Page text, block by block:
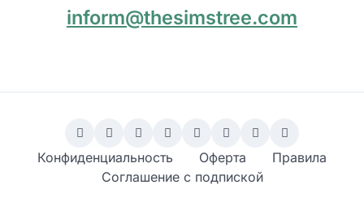
inform@thesimstree.com
Конфиденциальность Оферта
Правила
Соглашение с подпиской